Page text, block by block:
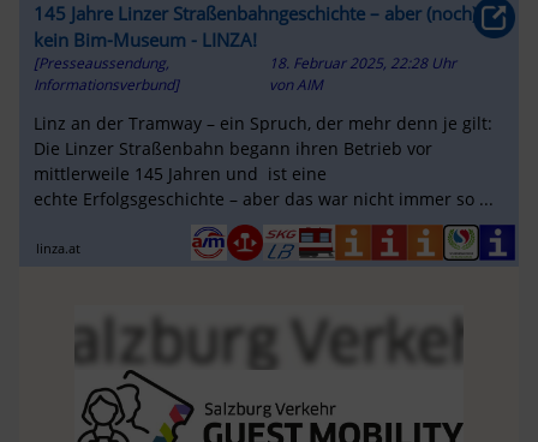
145 Jahre Linzer Straßenbahngeschichte – aber (noch)
kein Bim-Museum - LINZA!
[Presseaussendung,
Informationsverbund]
18. Februar 2025, 22:28 Uhr
vonAIM
Linz an der Tramway – ein Spruch, der mehr denn je gilt:
Die Linzer Straßenbahn begann ihren Betrieb vor
mittlerweile 145 Jahren und ist eine
echte Erfolgsgeschichte – aber das war nicht immer so ...
linza.at